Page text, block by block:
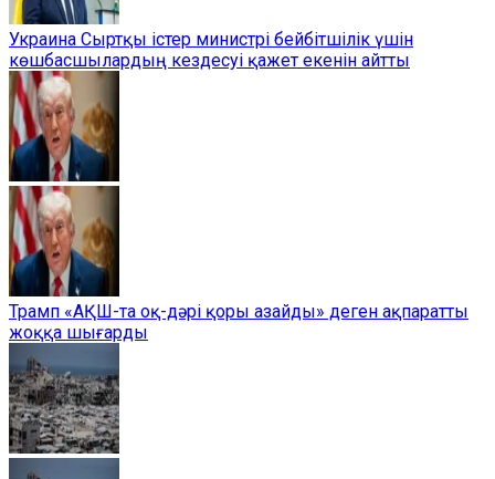
Украина Сыртқы істер министрі бейбітшілік үшін
көшбасшылардың кездесуі қажет екенін айтты
Трамп «АҚШ-та оқ-дәрі қоры азайды» деген ақпаратты
жоққа шығарды